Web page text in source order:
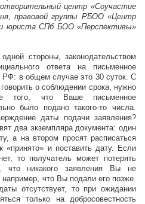
центр «Соучастие
правовой группы РБОО «Центр
и юриста СПб БОО «Перспективы»
стороны, законодательством
ответа на письменное
РФ: в общем случае это 30 суток. С
о соблюдении срока, нужно
того, что Ваше письменное
было подано такого-то числа.
даты подачи заявления?
два экземпляра документа: один
а на втором просят расписаться
«принято» и поставить дату. Если
то получатель может потерять
что никакого заявления Вы не
например, что Вы подали его позже.
отсутствует, то при ожидании
только на добросовестность